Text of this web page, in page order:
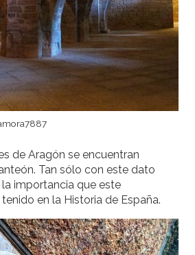
de Aragón se encuentran
Tan sólo con este dato
importancia que este
en la Historia de España.